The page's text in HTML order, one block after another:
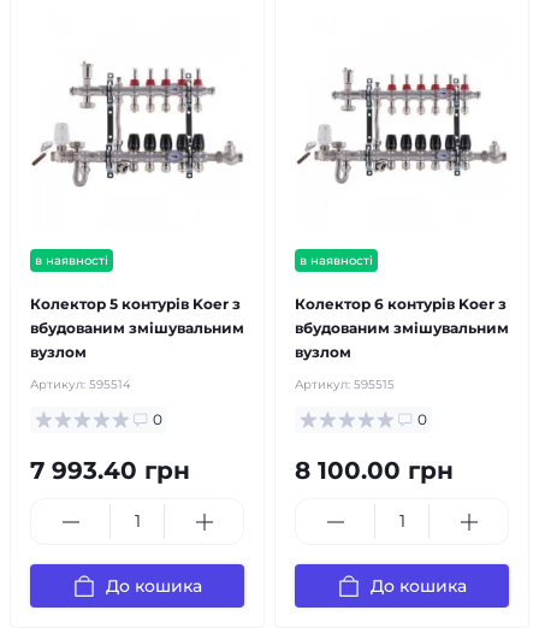
в наявності
Колектор 5 контурів Koer з
вбудованим змішувальним
вузлом
Артикул: 595514
0
7 993.40 грн
До кошика
в наявності
Колектор 6 контурів Koer з
вбудованим змішувальним
вузлом
Артикул: 595515
0
8 100.00 грн
До кошика